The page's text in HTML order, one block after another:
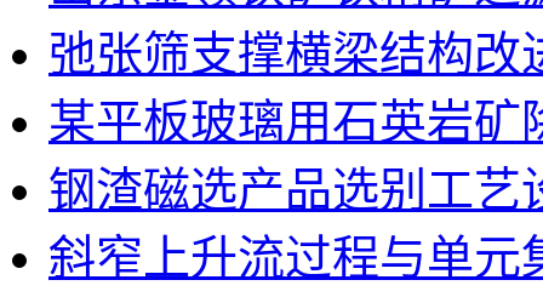
弛张筛支撑横梁结构
某平板玻璃用石英岩矿
钢渣磁选产品选别工艺
斜窄上升流过程与单元